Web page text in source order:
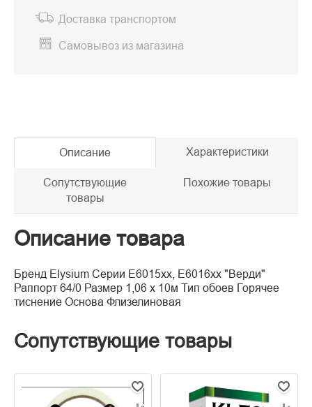
Доставка транспортом
Самовывоз из магазина
Описание Характеристики
Сопутствующие
товары
Похожие товары
Описание товара
Бренд Elysium Серии Е6015хх, Е6016хх "Верди"
Раппорт 64/0 Размер 1,06 х 10м Тип обоев Горячее
тиснение Основа Флизелиновая
Сопутствующие товары